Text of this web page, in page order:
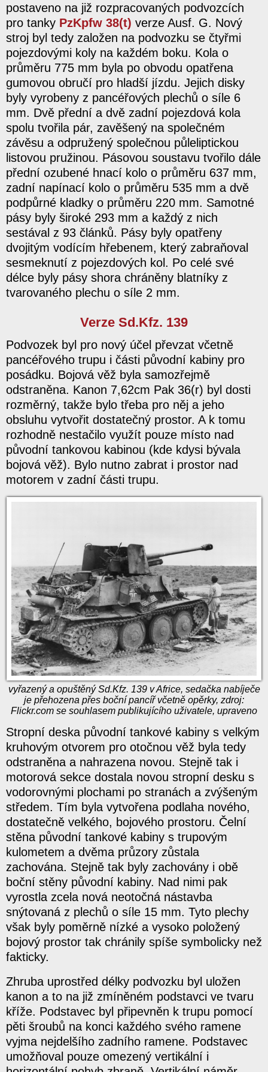
postaveno na již rozpracovaných podvozcích
pro tanky PzKpfw 38(t) verze Ausf. G. Nový
stroj byl tedy založen na podvozku se čtyřmi
pojezdovými koly na každém boku. Kola o
průměru 775 mm byla po obvodu opatřena
gumovou obručí pro hladší jízdu. Jejich disky
byly vyrobeny z pancéřových plechů o síle 6
mm. Dvě přední a dvě zadní pojezdová kola
spolu tvořila pár, zavěšený na společném
závěsu a odpružený společnou půleliptickou
listovou pružinou. Pásovou soustavu tvořilo dále
přední ozubené hnací kolo o průměru 637 mm,
zadní napínací kolo o průměru 535 mm a dvě
podpůrné kladky o průměru 220 mm. Samotné
pásy byly široké 293 mm a každý z nich
sestával z 93 článků. Pásy byly opatřeny
dvojitým vodícím hřebenem, který zabraňoval
sesmeknutí z pojezdových kol. Po celé své
délce byly pásy shora chráněny blatníky z
tvarovaného plechu o síle 2 mm.
Verze Sd.Kfz. 139
Podvozek byl pro nový účel převzat včetně
pancéřového trupu i části původní kabiny pro
posádku. Bojová věž byla samozřejmě
odstraněna. Kanon 7,62cm Pak 36(r) byl dosti
rozměrný, takže bylo třeba pro něj a jeho
obsluhu vytvořit dostatečný prostor. A k tomu
rozhodně nestačilo využít pouze místo nad
původní tankovou kabinou (kde kdysi bývala
bojová věž). Bylo nutno zabrat i prostor nad
motorem v zadní části trupu.
vyřazený a opuštěný Sd.Kfz. 139 v Africe, sedačka nabíječe
je přehozena přes boční pancíř včetně opěrky, zdroj:
Flickr.com se souhlasem publikujícího uživatele, upraveno
Stropní deska původní tankové kabiny s velkým
kruhovým otvorem pro otočnou věž byla tedy
odstraněna a nahrazena novou. Stejně tak i
motorová sekce dostala novou stropní desku s
vodorovnými plochami po stranách a zvýšeným
středem. Tím byla vytvořena podlaha nového,
dostatečně velkého, bojového prostoru. Čelní
stěna původní tankové kabiny s trupovým
kulometem a dvěma průzory zůstala
zachována. Stejně tak byly zachovány i obě
boční stěny původní kabiny. Nad nimi pak
vyrostla zcela nová neotočná nástavba
snýtovaná z plechů o síle 15 mm. Tyto plechy
však byly poměrně nízké a vysoko položený
bojový prostor tak chránily spíše symbolicky než
fakticky.
Zhruba uprostřed délky podvozku byl uložen
kanon a to na již zmíněném podstavci ve tvaru
kříže. Podstavec byl připevněn k trupu pomocí
pěti šroubů na konci každého svého ramene
vyjma nejdelšího zadního ramene. Podstavec
umožňoval pouze omezený vertikální i